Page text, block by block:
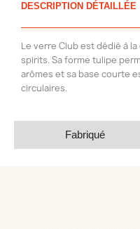
DESCRIPTION DÉTAILLÉE
Le verre Club est dédié à
spirits. Sa forme tulipe
arômes et sa base courte
circulaires.
Fabriqué